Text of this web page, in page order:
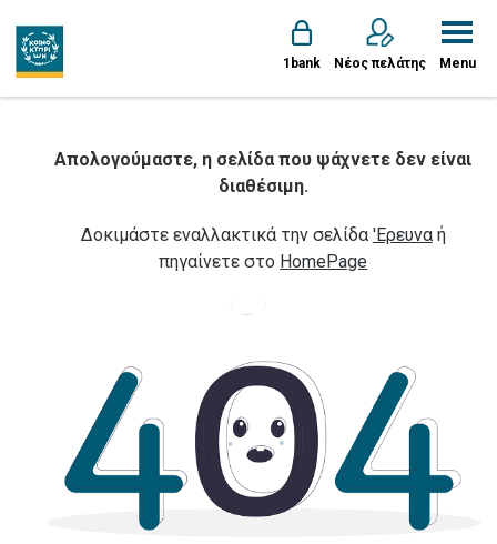
1bank Νέος πελάτης Menu
Απολογούμαστε, η σελίδα που ψάχνετε δεν είναι
διαθέσιμη.
Δοκιμάστε εναλλακτικά την σελίδα 'Ερευναή
πηγαίνετε στο HomePage